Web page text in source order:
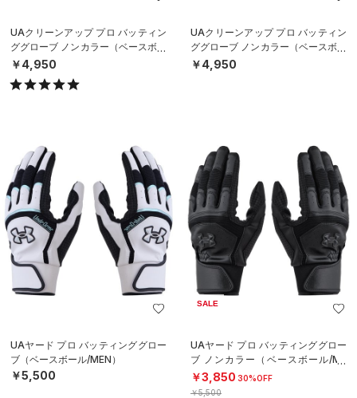
UAクリーンアップ プロ バッティン
ググローブ ノンカラー（ベースボー
ル/MEN）
￥4,950
UAクリーンアップ プロ バッティン
ググローブ ノンカラー（ベースボー
ル/MEN）
￥4,950
UAヤード プロ バッティンググロー
ブ（ベースボール/MEN）
￥5,500
SALE
UAヤード プロ バッティンググロー
ブ ノンカラー（ベースボール/ME
N）
￥3,850 30%OFF
￥5,500